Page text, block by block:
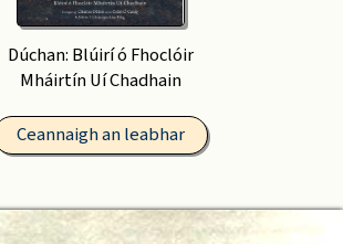
Dúchan: Blúirí ó Fhoclóir
Mháirtín Uí Chadhain
Ceannaigh an leabhar